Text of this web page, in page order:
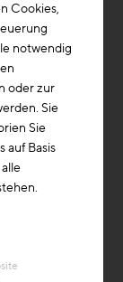
Cookies,
notwendig
oder zur
Sie
Sie
auf Basis